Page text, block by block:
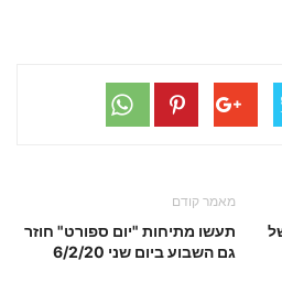
מאמר קודם
תעשו מתיחות "יום ספורט" חוזר
גם השבוע ביום שני 6/2/20